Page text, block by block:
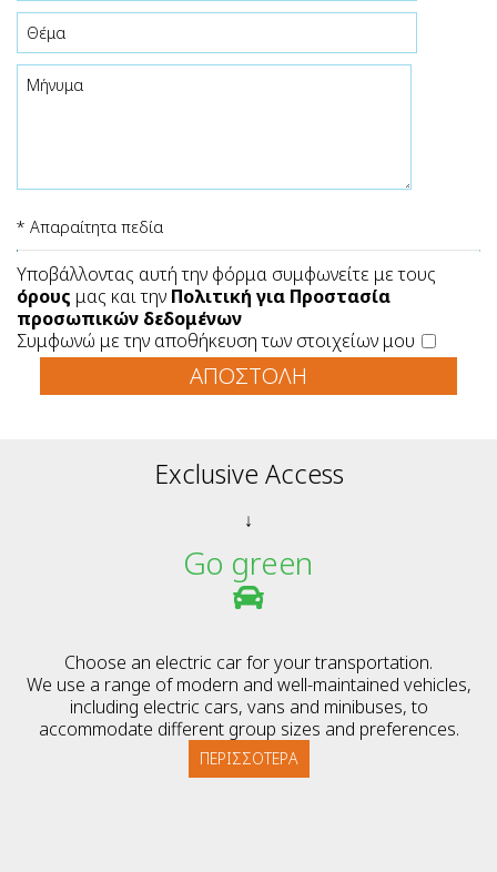
* Απαραίτητα πεδία
Υποβάλλοντας αυτή την φόρμα συμφωνείτε με τους
όρους μας και την Πολιτική για Προστασία
προσωπικών δεδομένων
Συμφωνώ με την αποθήκευση των στοιχείων μου
ΑΠΟΣΤΟΛΉ
Exclusive Access
↓
Go green
Choose an electric car for your transportation.
We use a range of modern and well-maintained vehicles,
including electric cars, vans and minibuses, to
accommodate different group sizes and preferences.
ΠΕΡΙΣΣΌΤΕΡΑ